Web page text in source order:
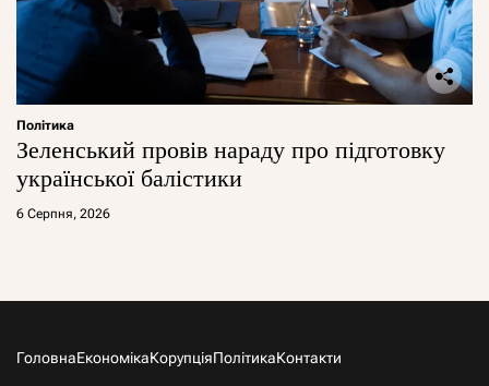
Політика
Зеленський провів нараду про підготовку
української балістики
6 Серпня, 2026
ГоловнаЕкономікаКорупціяПолітикаКонтакти